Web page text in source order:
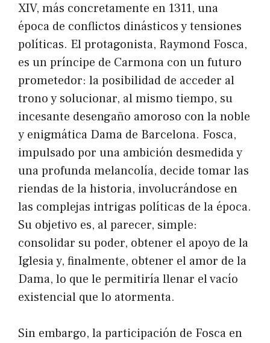
XIV, más concretamente en 1311, una
época de conflictos dinásticos y tensiones
políticas. El protagonista, Raymond Fosca,
es un príncipe de Carmona con un futuro
prometedor: la posibilidad de acceder al
trono y solucionar, al mismo tiempo, su
incesante desengaño amoroso con la noble
y enigmática Dama de Barcelona. Fosca,
impulsado por una ambición desmedida y
una profunda melancolía, decide tomar las
riendas de la historia, involucrándose en
las complejas intrigas políticas de la época.
Su objetivo es, al parecer, simple:
consolidar su poder, obtener el apoyo de la
Iglesia y, finalmente, obtener el amor de la
Dama, lo que le permitiría llenar el vacío
existencial que lo atormenta.
Sin embargo, la participación de Fosca en